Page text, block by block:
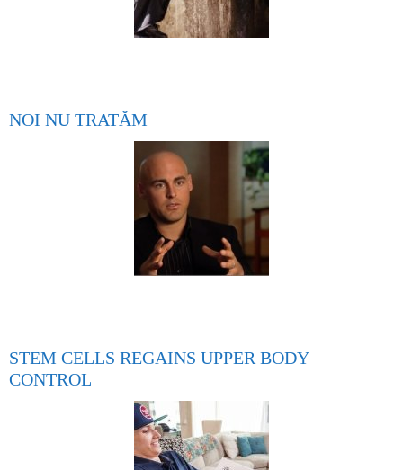
NOI NU TRATĂM
STEM CELLS REGAINS UPPER BODY
CONTROL